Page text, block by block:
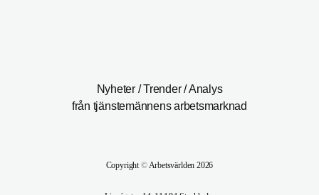
Nyheter / Trender / Analys
från tjänstemännens arbetsmarknad
Copyright©Arbetsvärlden 2026